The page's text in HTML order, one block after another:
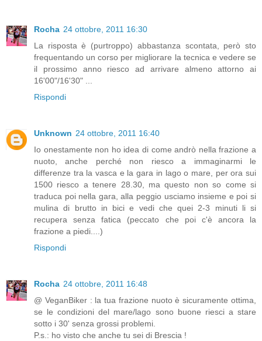
Rocha 24 ottobre, 2011 16:30
La risposta è (purtroppo) abbastanza scontata, però sto
frequentando un corso per migliorare la tecnica e vedere se
il prossimo anno riesco ad arrivare almeno attorno ai
16'00"/16'30" ...
Rispondi
Unknown 24 ottobre, 2011 16:40
Io onestamente non ho idea di come andrò nella frazione a
nuoto, anche perché non riesco a immaginarmi le
differenze tra la vasca e la gara in lago o mare, per ora sui
1500 riesco a tenere 28.30, ma questo non so come si
traduca poi nella gara, alla peggio usciamo insieme e poi si
mulina di brutto in bici e vedi che quei 2-3 minuti li si
recupera senza fatica (peccato che poi c'è ancora la
frazione a piedi....)
Rispondi
Rocha 24 ottobre, 2011 16:48
@ VeganBiker : la tua frazione nuoto è sicuramente ottima,
se le condizioni del mare/lago sono buone riesci a stare
sotto i 30' senza grossi problemi.
P.s.: ho visto che anche tu sei di Brescia !